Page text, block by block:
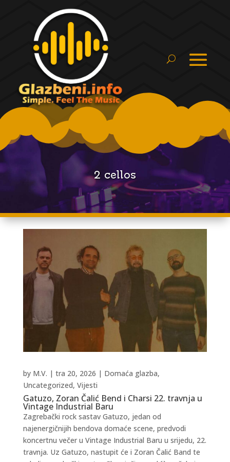
2 cellos
Gatuzo, Zoran Čalić Bend i Charsi 22. travnja u
Vintage Industrial Baru
by M.V. | tra 20, 2026 | Domaća glazba,
Uncategorized, Vijesti
Zagrebački rock sastav Gatuzo, jedan od
najenergičnijih bendova domaće scene, predvodi
koncertnu večer u Vintage Industrial Baru u srijedu, 22.
travnja. Uz Gatuzo, nastupit će i Zoran Čalić Band te